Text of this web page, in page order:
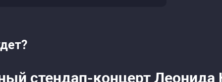
стендап-концерт Леонида